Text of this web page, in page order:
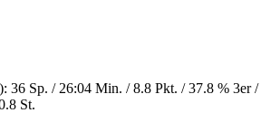
36 Sp. / 26:04 Min. / 8.8 Pkt. / 37.8 % 3er /
St.